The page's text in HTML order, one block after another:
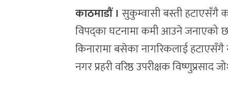
काठमाडौं । सुकुम्वासी बस्ती हटाएसँगै
विपद्का घटनामा कमी आउने जनाएको
किनारामा बसेका नागरिकलाई
नगर प्रहरी वरिष्ठ उपरीक्षक विष्णुप्रसाद